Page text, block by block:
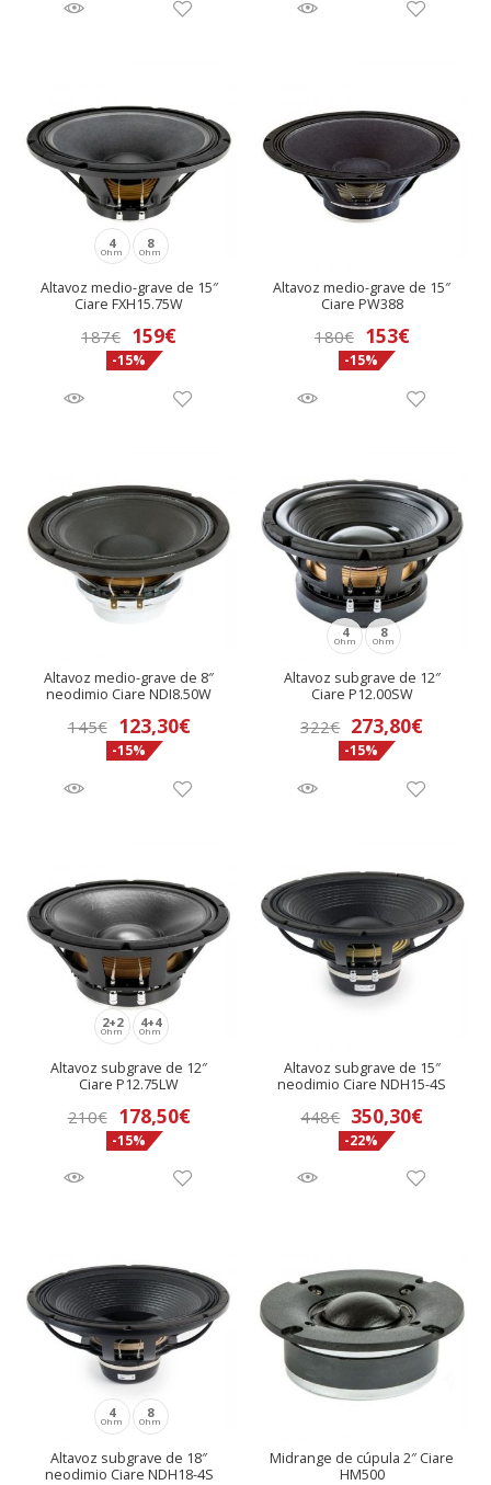
originalactual
4
Ohm
8
Ohm
Altavoz medio-grave de 15″
Ciare FXH15.75W
187€ 159€
-15%
Altavoz medio-grave de 15″
Ciare PW388
180€ El
precio
original
153€El
actual
-15%
Altavoz medio-grave de 8″
neodimio Ciare NDI8.50W
145€ El
precio
original
123,30€El
actual
-15%
4
Ohm
8
Ohm
Altavoz subgrave de 12″
Ciare P12.00SW
322€ 273,80€
-15%
2+2
Ohm
4+4
Ohm
Altavoz subgrave de 12″
Ciare P12.75LW
210€ 178,50€
-15%
Altavoz subgrave de 15″
neodimio Ciare NDH15-4S
448€ El
precio
original
350,30€El
actual
-22%
4
Ohm
8
Ohm
Altavoz subgrave de 18″
neodimio Ciare NDH18-4S
Midrange de cúpula 2″ Ciare
HM500